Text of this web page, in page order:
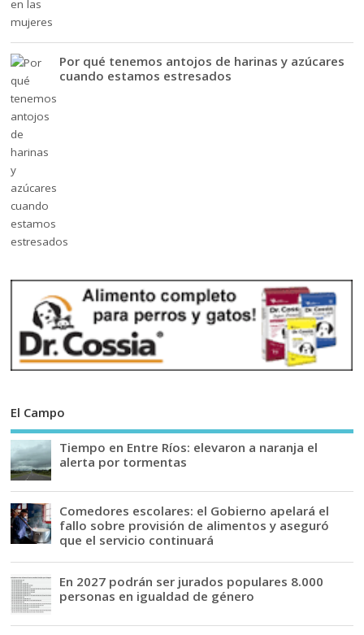
Por qué tenemos antojos de harinas y azúcares
cuando estamos estresados
El Campo
Tiempo en Entre Ríos: elevaron a naranja el
alerta por tormentas
Comedores escolares: el Gobierno apelará el
fallo sobre provisión de alimentos y aseguró
que el servicio continuará
En 2027 podrán ser jurados populares 8.000
personas en igualdad de género